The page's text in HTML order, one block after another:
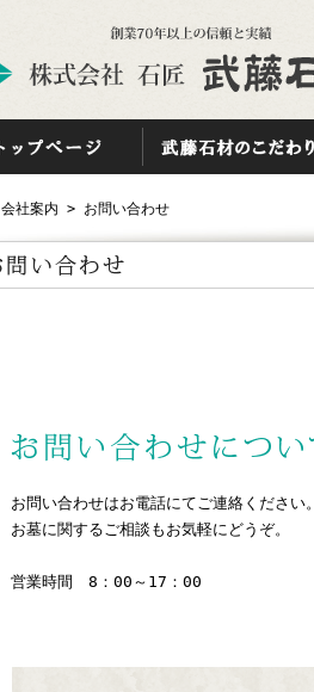
会社案内 > お問い合わせ
お問い合わせはお電話にてご連絡ください。
お墓に関するご相談もお気軽にどうぞ。
営業時間 8：00～17：00